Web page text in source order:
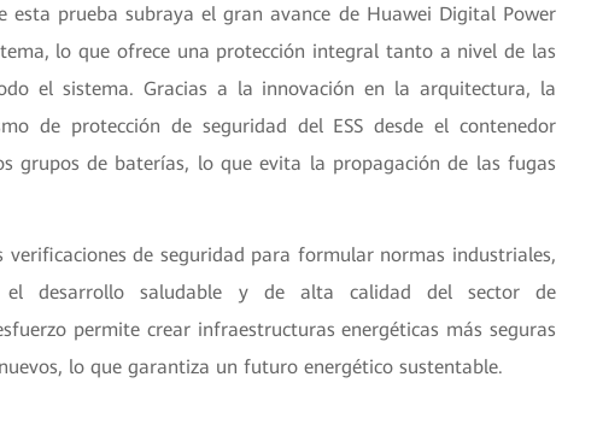
esta prueba subraya el gran avance de Huawei Digital Power
lo que ofrece una protección integral tanto a nivel de las
el sistema. Gracias a la innovación en la arquitectura, la
de protección de seguridad del ESS desde el contenedor
grupos de baterías, lo que evita la propagación de las fugas
verificaciones de seguridad para formular normas industriales,
el desarrollo saludable y de alta calidad del sector de
permite crear infraestructuras energéticas más seguras
lo que garantiza un futuro energético sustentable.